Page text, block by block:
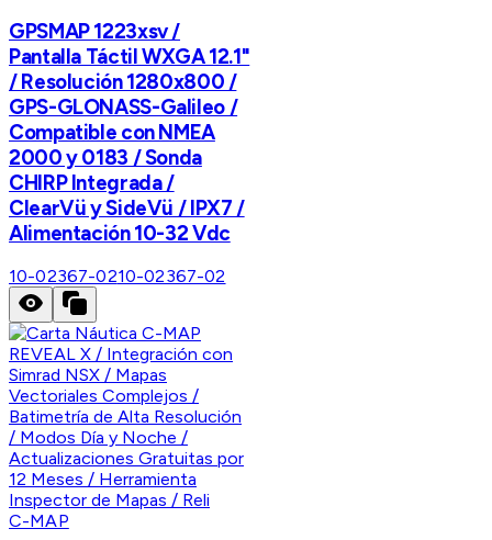
GPSMAP 1223xsv /
Pantalla Táctil WXGA 12.1"
/ Resolución 1280x800 /
GPS-GLONASS-Galileo /
Compatible con NMEA
2000 y 0183 / Sonda
CHIRP Integrada /
ClearVü y SideVü / IPX7 /
Alimentación 10-32 Vdc
10-02367-0210-02367-02
C-MAP